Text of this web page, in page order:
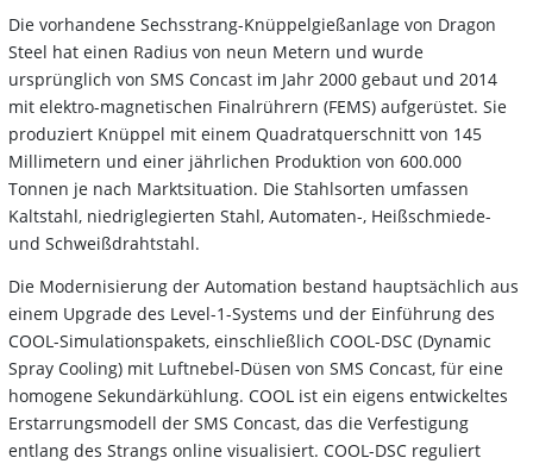
Die vorhandene Sechsstrang-Knüppelgießanlage von Dragon
Steel hat einen Radius von neun Metern und wurde
ursprünglich von SMS Concast im Jahr 2000 gebaut und 2014
mit elektro-magnetischen Finalrührern (FEMS) aufgerüstet. Sie
produziert Knüppel mit einem Quadratquerschnitt von 145
Millimetern und einer jährlichen Produktion von 600.000
Tonnen je nach Marktsituation. Die Stahlsorten umfassen
Kaltstahl, niedriglegierten Stahl, Automaten-, Heißschmiede-
und Schweißdrahtstahl.
Die Modernisierung der Automation bestand hauptsächlich aus
einem Upgrade des Level-1-Systems und der Einführung des
COOL-Simulationspakets, einschließlich COOL-DSC (Dynamic
Spray Cooling) mit Luftnebel-Düsen von SMS Concast, für eine
homogene Sekundärkühlung. COOL ist ein eigens entwickeltes
Erstarrungsmodell der SMS Concast, das die Verfestigung
entlang des Strangs online visualisiert. COOL-DSC reguliert